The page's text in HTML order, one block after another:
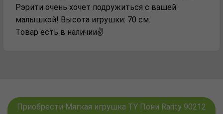
Рэрити очень хочет подружиться с вашей
малышкой! Высота игрушки: 70 см.
Товар есть в наличии✌️
Приобрести Мягкая игрушка TY Пони Rarity 90212